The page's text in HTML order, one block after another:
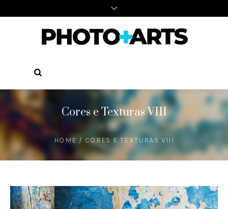
Cores e Texturas VIII
HOME / CORES E TEXTURAS VIII